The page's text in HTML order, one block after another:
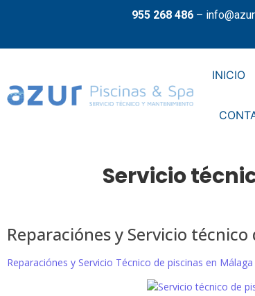
955 268 486 –
INICIO
Servicio
Reparaciónes y Servicio
Reparaciónes y Servicio Técnico de piscinas en Málaga